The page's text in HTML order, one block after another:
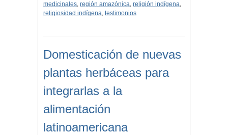
medicinales, región amazónica, religión indígena,
religiosidad indígena, testimonios
Domesticación de nuevas
plantas herbáceas para
integrarlas a la
alimentación
latinoamericana